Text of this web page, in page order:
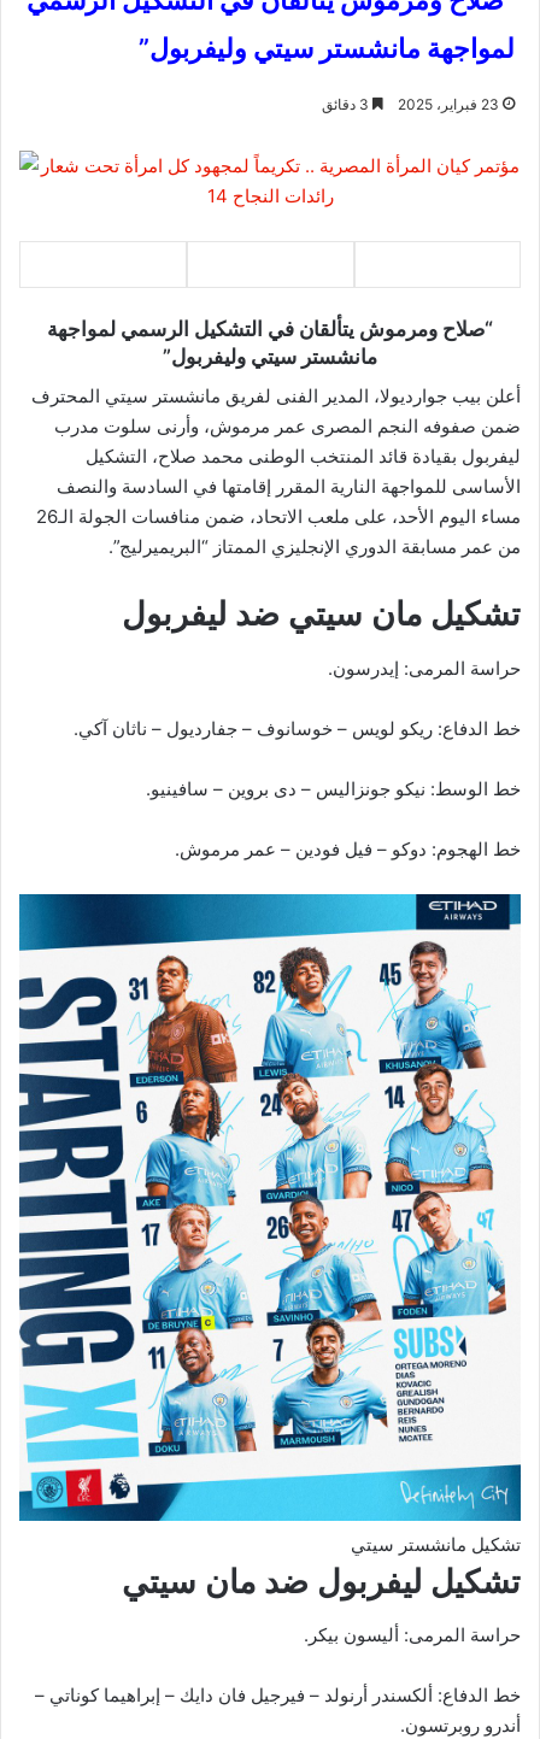
لمواجهة مانشستر سيتي وليفربول”
23 فبراير، 2025
“صلاح ومرموش يتألقان في التشكيل الرسمي لمواجهة
مانشستر سيتي وليفربول”
أعلن بيب جوارديولا، المدير الفنى لفريق مانشستر سيتي المحترف
ضمن صفوفه النجم المصرى عمر مرموش، وأرنى سلوت مدرب
ليفربول بقيادة قائد المنتخب الوطنى محمد صلاح، التشكيل
الأساسى للمواجهة النارية المقرر إقامتها في السادسة والنصف
مساء اليوم الأحد، على ملعب الاتحاد، ضمن منافسات الجولة الـ26
من عمر مسابقة الدوري الإنجليزي الممتاز “البريميرليج”.
تشكيل مان سيتي ضد ليفربول
حراسة المرمى: إيدرسون.
خط الدفاع: ريكو لويس – خوسانوف – جفارديول – ناثان آكي.
خط الوسط: نيكو جونزاليس – دى بروين – سافينيو.
خط الهجوم: دوكو – فيل فودين – عمر مرموش.
تشكيل مانشستر سيتي
تشكيل ليفربول ضد مان سيتي
حراسة المرمى: أليسون بيكر.
خط الدفاع: ألكسندر أرنولد – فيرجيل فان دايك – إبراهيما كوناتي –
أندرو روبرتسون.